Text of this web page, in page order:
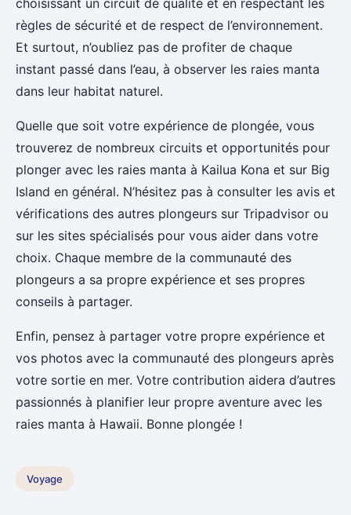
choisissant un circuit de qualité et en respectant les
règles de sécurité et de respect de l’environnement.
Et surtout, n’oubliez pas de profiter de chaque
instant passé dans l’eau, à observer les raies manta
dans leur habitat naturel.
Quelle que soit votre expérience de plongée, vous
trouverez de nombreux circuits et opportunités pour
plonger avec les raies manta à Kailua Kona et sur Big
Island en général. N’hésitez pas à consulter les avis et
vérifications des autres plongeurs sur Tripadvisor ou
sur les sites spécialisés pour vous aider dans votre
choix. Chaque membre de la communauté des
plongeurs a sa propre expérience et ses propres
conseils à partager.
Enfin, pensez à partager votre propre expérience et
vos photos avec la communauté des plongeurs après
votre sortie en mer. Votre contribution aidera d’autres
passionnés à planifier leur propre aventure avec les
raies manta à Hawaii. Bonne plongée !
Voyage